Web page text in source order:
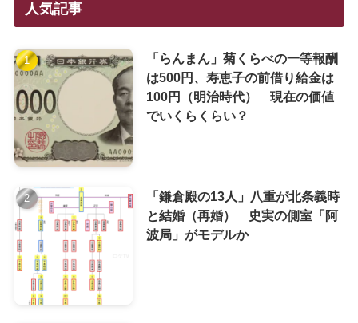
人気記事
「らんまん」菊くらべの一等報酬
は500円、寿恵子の前借り給金は
100円（明治時代） 現在の価値
でいくらくらい？
「鎌倉殿の13人」八重が北条義時
と結婚（再婚） 史実の側室「阿
波局」がモデルか